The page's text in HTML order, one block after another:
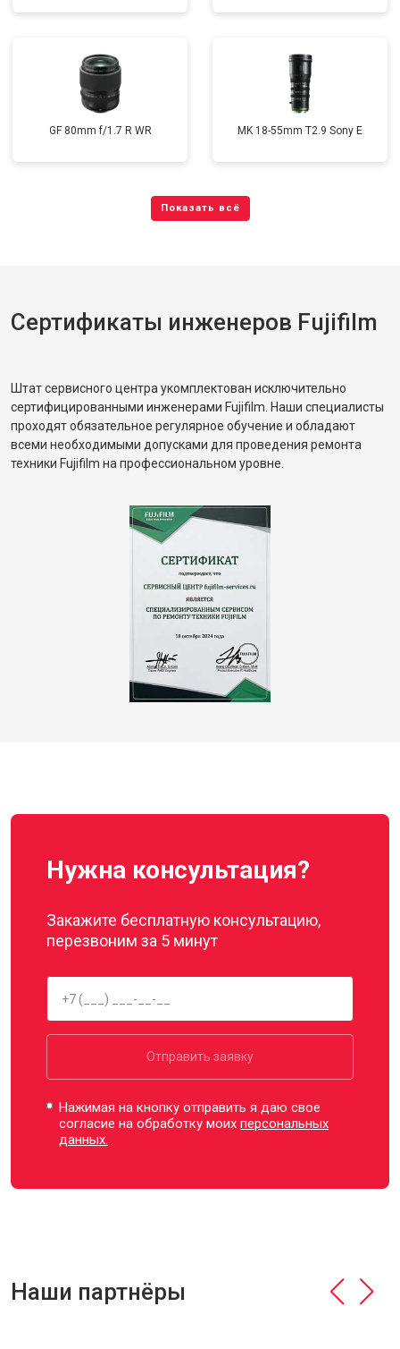
GF 80mm f/1.7 R WR MK 18-55mm T2.9 Sony E
Сертификаты инженеров Fujifilm
Штат сервисного центра укомплектован исключительно
сертифицированными инженерами Fujifilm. Наши специалисты
проходят обязательное регулярное обучение и обладают
всеми необходимыми допусками для проведения ремонта
техники Fujifilm на профессиональном уровне.
Нужна консультация?
Закажите бесплатную консультацию,
перезвоним за 5 минут
Отправить заявку
Нажимая на кнопку отправить я даю свое
согласие на обработку моихперсональных
данных.
Наши партнёры